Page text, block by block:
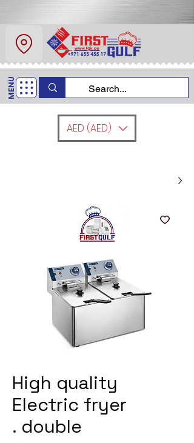
عن
اتصل
اتصل بنا
MENU
AED (AED)
High quality
Electric fryer
double .